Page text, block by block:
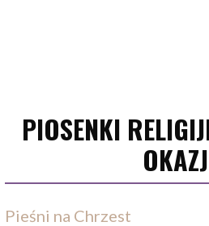
PIOSENKI
Pieśni na Chrzest